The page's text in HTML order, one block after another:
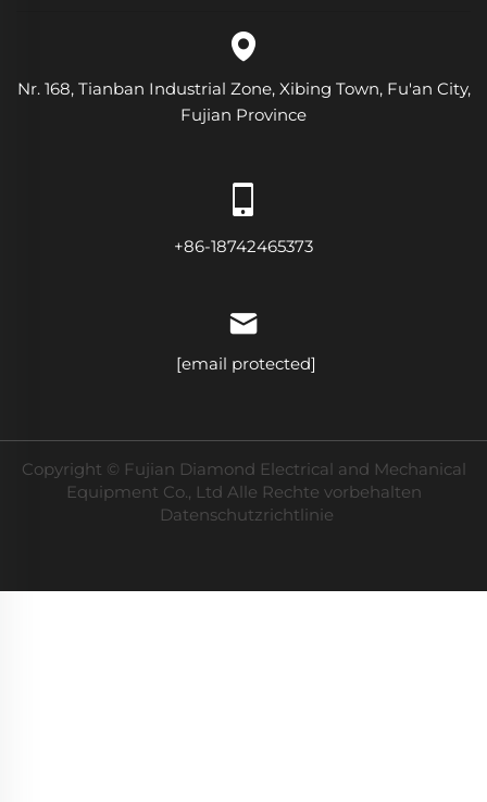
Nr. 168, Tianban Industrial Zone, Xibing Town, Fu'an City,
Fujian Province
+86-18742465373
[email protected]
Copyright © Fujian Diamond Electrical and Mechanical
Equipment Co., Ltd Alle Rechte vorbehalten
Datenschutzrichtlinie